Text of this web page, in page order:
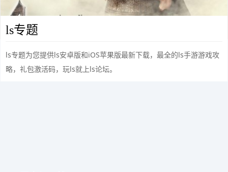
ls专题
ls专题为您提供ls安卓版和iOS苹果版最新下载，最全的ls手游游戏攻
略，礼包激活码，玩ls就上ls论坛。